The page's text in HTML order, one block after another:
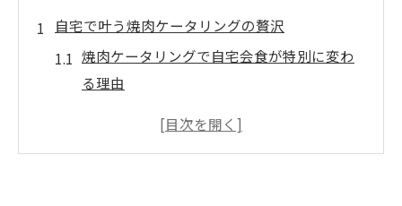
自宅で叶う焼肉ケータリングの贅沢
焼肉ケータリングで自宅会食が特別に変わ
る理由
ケータリング京都自宅で叶える焼肉の贅沢